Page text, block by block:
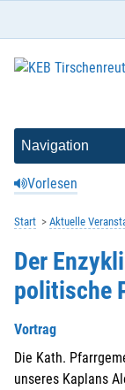
Vorlesen
Start Aktuelle
Der
politische
Vortrag
Die Kath.
unseres Kaplans